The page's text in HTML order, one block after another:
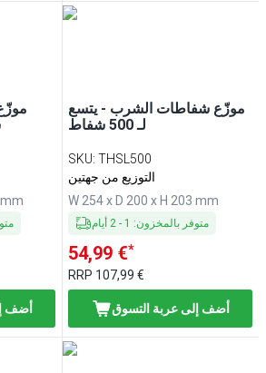
أضف
موزّع شفاطات الشرب - يتسع
لـ 500 شفاط
SKU:THSL500
التوزيع من جهتين
W 254 x D 200 x H 203 mm
متوفر بالمخزون:
1
-
2 أيام
54,99 €*
RRP 107,99 €
أضف إلى عربة التسوق